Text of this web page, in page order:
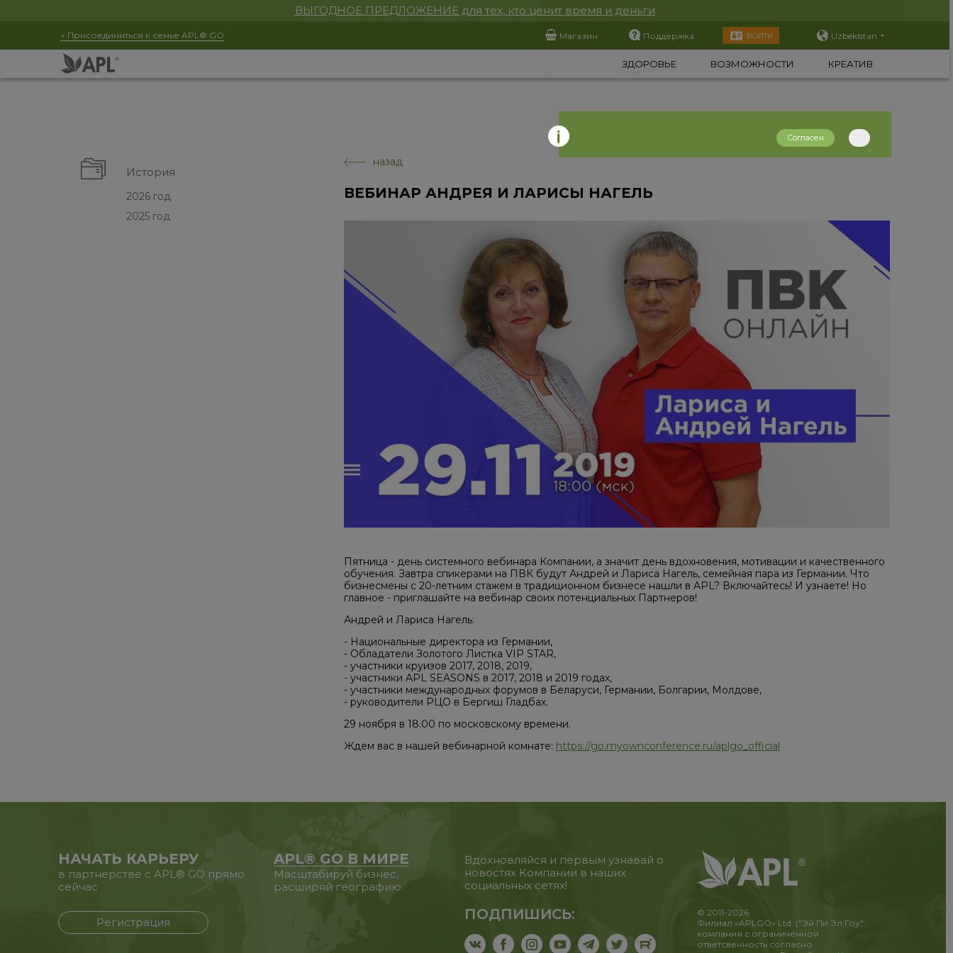
ВЫГОДНОЕ ПРЕДЛОЖЕНИЕ для тех, кто ценит время и деньги
+ Присоединиться к семье APL® GO Магазин Поддержка ВОЙТИ Uzbekistan
ЗДОРОВЬЕ ВОЗМОЖНОСТИ КРЕАТИВ
История
2026 год
2025 год
назад
ВЕБИНАР АНДРЕЯ И ЛАРИСЫ НАГЕЛЬ
Пятница - день системного вебинара Компании, а значит день вдохновения, мотивации и качественного
обучения. Завтра спикерами на ПВК будут Андрей и Лариса Нагель, семейная пара из Германии. Что
бизнесмены с 20-летним стажем в традиционном бизнесе нашли в APL? Включайтесь! И узнаете! Но
главное - приглашайте на вебинар своих потенциальных Партнеров!
Андрей и Лариса Нагель:
- Национальные директора из Германии,
- Обладатели Золотого Листка VIP STAR,
- участники круизов 2017, 2018, 2019,
- участники APL SEASONS в 2017, 2018 и 2019 годах,
- участники международных форумов в Беларуси, Германии, Болгарии, Молдове,
- руководители РЦО в Бергиш Гладбах.
29 ноября в 18.00 по московскому времени.
Ждем вас в нашей вебинарной комнате: https://go.myownconference.ru/aplgo_official
НАЧАТЬ КАРЬЕРУ
в партнерстве с APL® GO прямо
сейчас
Регистрация
APL® GO В МИРЕ
Масштабируй бизнес,
расширяй географию.
Вдохновляйся и первым узнавай о
новостях Компании в наших
социальных сетях!
ПОДПИШИСЬ:
© 2011-2026
Филиал «APLGO» Ltd. ("Эй Пи Эл Гоу"
компания с ограниченной
ответсвенность согласно
Согласен